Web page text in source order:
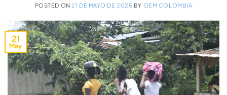
POSTED ON21 DE MAYO DE 2025 BY OEM COLOMBIA
21
May